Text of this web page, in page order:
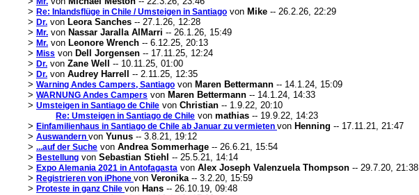
> Re: Inlandsflüge in Chile / Umsteigen in Santiago von Mike -- 26.2.26, 22:29
> Dr. von Leora Sanches -- 27.1.26, 12:28
> Mr. von Nassar Jaralla AlMarri -- 26.1.26, 15:49
> Mr. von Leonore Wrench -- 6.12.25, 20:13
> Miss von Dell Jorgensen -- 17.11.25, 12:24
> Dr. von Zane Well
-- 10.11.25, 01:00
> Dr. von Audrey Harrell
-- 2.11.25, 12:35
> Warning Andes Campers, Santiago von Maren Bettermann -- 14.1.24, 15:09
> WARNUNG Andes Campers von Maren Bettermann -- 14.1.24, 14:33
> Umsteigen in Santiago de Chile von Christian -- 1.9.22, 20:10
Re: Umsteigen in Santiago de Chile von mathias -- 19.9.22, 14:23
> Einfamilienhaus in Santiago de Chile ab Januar zu vermieten von Henning -- 17.11.21, 21:47
> Auswandern von Yunus -- 3.8.21, 19:12
> ...auf der Suche von Andrea Sommerhage -- 26.6.21, 15:54
> Bestellung von Sebastian Stiehl -- 25.5.21, 14:14
> Expo Alemania 2021 in Antofagasta von Alex Joseph Valenzuela Thompson -- 29.7.20, 21:38
> Registrieren von iPhone von Veronika-- 3.2.20, 15:59
> Proteste in ganz Chile von Hans -- 26.10.19, 09:48